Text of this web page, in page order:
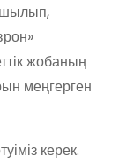
жобаның
меңгерген
керек.